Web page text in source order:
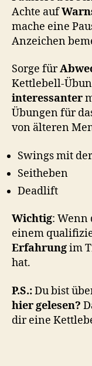
Achte auf
mache eine
Anzeichen
Sorge für
Kettlebell-
interessanter
Übungen für
von älteren
Swings mit
Seitheben
Deadlift
Wichtig: Wenn
einem
Erfahrungim
hat.
P.S.:Du bist
hier gelesen?
dir eine